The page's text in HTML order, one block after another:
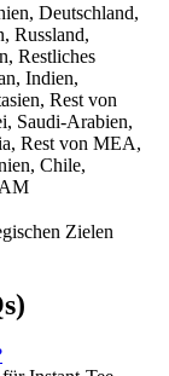
Deutschland,
Russland,
Restliches
Indien,
Rest von
Saudi-Arabien,
Rest von MEA,
Chile,
Zielen